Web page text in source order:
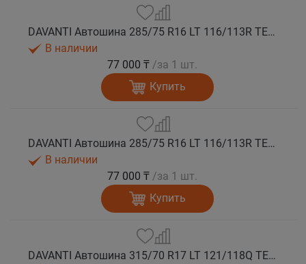
DAVANTI Автошина 285/75 R16 LT 116/113R TERRATOURA A/T RBL 6PR RPR M+S
В наличии
77 000 ₸ /за 1 шт.
Купить
DAVANTI Автошина 285/75 R16 LT 116/113R TERRATOURA A/T RWL 6PR RPR M+S
В наличии
77 000 ₸ /за 1 шт.
Купить
DAVANTI Автошина 315/70 R17 LT 121/118Q TERRATOURA A/T RBL 8PR RPR M+S